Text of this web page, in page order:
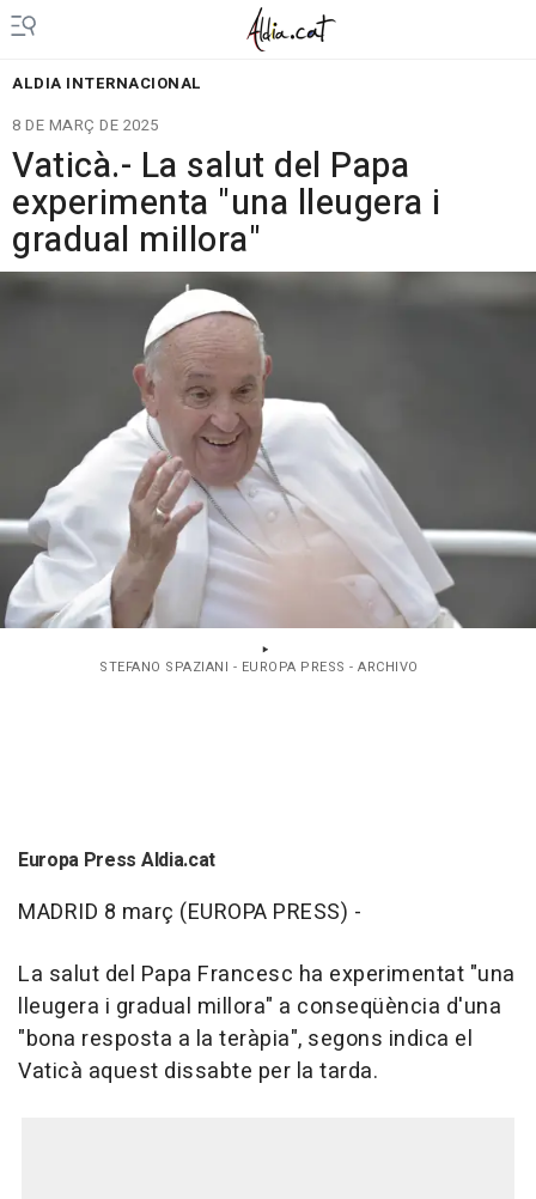
ALDIA INTERNACIONAL
8 DE MARÇ DE 2025
Vaticà.- La salut del Papa
experimenta "una lleugera i
gradual millora"
STEFANO SPAZIANI - EUROPA PRESS - ARCHIVO
Europa Press Aldia.cat
MADRID 8 març (EUROPA PRESS) -
La salut del Papa Francesc ha experimentat "una
lleugera i gradual millora" a conseqüència d'una
"bona resposta a la teràpia", segons indica el
Vaticà aquest dissabte per la tarda.